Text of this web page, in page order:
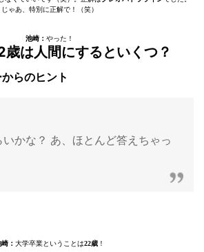
じゃあ、特別に正解で！（笑）
池崎： やった！
歳は人間にするといくつ？
らのヒント
いかな？ あ、ほとんど答えちゃっ
： 大学卒業ということは22歳 ！